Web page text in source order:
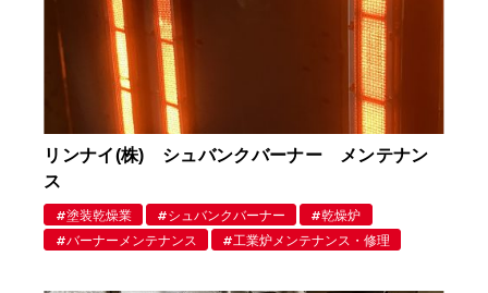
リンナイ(株) シュバンクバーナー メンテナン
ス
塗装乾燥業 シュバンクバーナー
乾燥炉
バーナーメンテナンス
工業炉メンテナンス・修理